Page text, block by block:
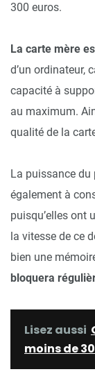
300 euros.
La carte mère
d’un ordinateur,
capacité à
au maximum.
qualité de la
La puissance du
également à
puisqu’elles ont
la vitesse de ce
bien une
bloquera
Lisez aussi
moins de